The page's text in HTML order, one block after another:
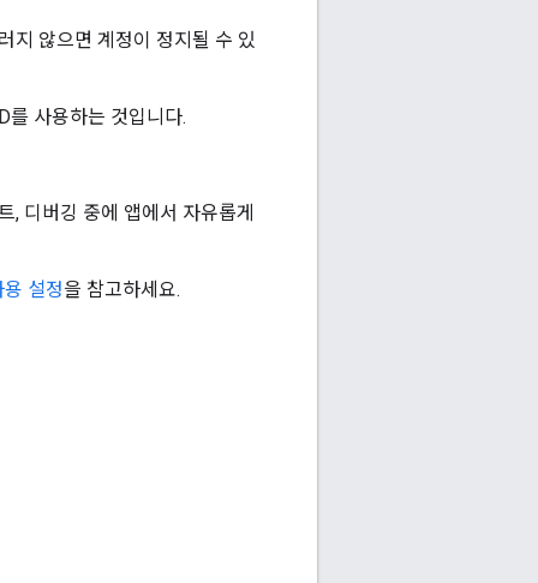
지 않으면 계정이 정지될 수 있
를 사용하는 것입니다.
, 디버깅 중에 앱에서 자유롭게
설정을 참고하세요.